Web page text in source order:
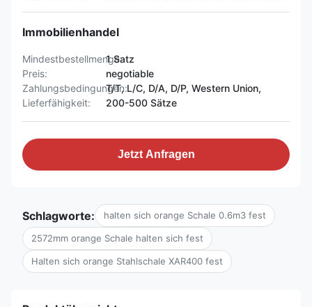
Immobilienhandel
Mindestbestellmenge:
1 Satz
Preis:
negotiable
Zahlungsbedingungen:T/T, L/C, D/A, D/P, Western Union,
Lieferfähigkeit:
200-500 Sätze
Jetzt Anfragen
Schlagworte: halten sich orange Schale 0.6m3 fest
2572mm orange Schale halten sich fest
Halten sich orange Stahlschale XAR400 fest